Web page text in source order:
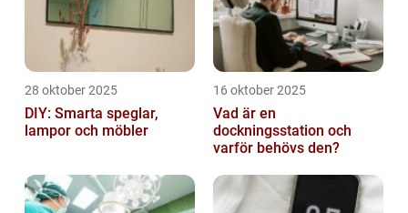
28 oktober 2025
DIY: Smarta speglar,
lampor och möbler
16 oktober 2025
Vad är en
dockningsstation och
varför behövs den?